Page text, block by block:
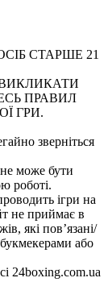
СТАРШЕ 21
ПРАВИЛ
ГРИ.
зверніться
може бути
роботі.
ігри на
не приймає в
які пов’язані/
або
24boxing.com.ua